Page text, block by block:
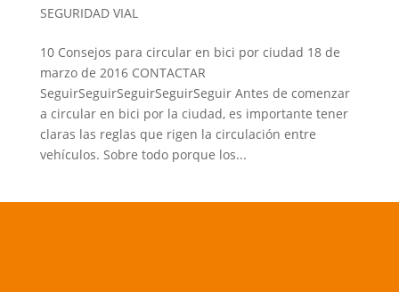
SEGURIDAD VIAL
10 Consejos para circular en bici por ciudad 18 de
marzo de 2016 CONTACTAR
SeguirSeguirSeguirSeguirSeguir Antes de comenzar
a circular en bici por la ciudad, es importante tener
claras las reglas que rigen la circulación entre
vehículos. Sobre todo porque los...